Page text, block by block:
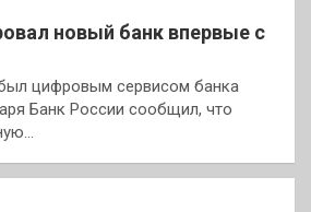
новый банк впервые с
цифровым сервисом банка
Банк России сообщил, что